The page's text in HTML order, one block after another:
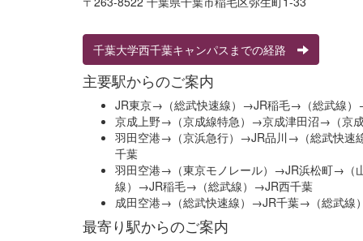
千葉大学西千葉キャンパスまでの経路
主要駅からのご案内
JR東京→（総武快速線）→JR稲毛→（総武線
京成上野→（京成線特急）→京成津田沼→（京
羽田空港→（京浜急行）→JR品川→（総武快
千葉
羽田空港→（東京モノレール）→JR浜松町→（
線）→JR稲毛→（総武線）→JR西千葉
成田空港→（総武快速線）→JR千葉→（総武線
最寄り駅からのご案内